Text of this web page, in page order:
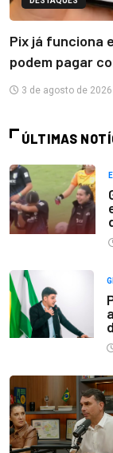
Pix já funciona
podem pagar
3 de agosto de 2026
ÚLTIMAS